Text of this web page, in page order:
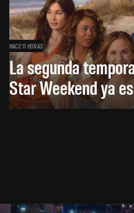
HACE 11 HORAS
La segunda
Star Weekend ya